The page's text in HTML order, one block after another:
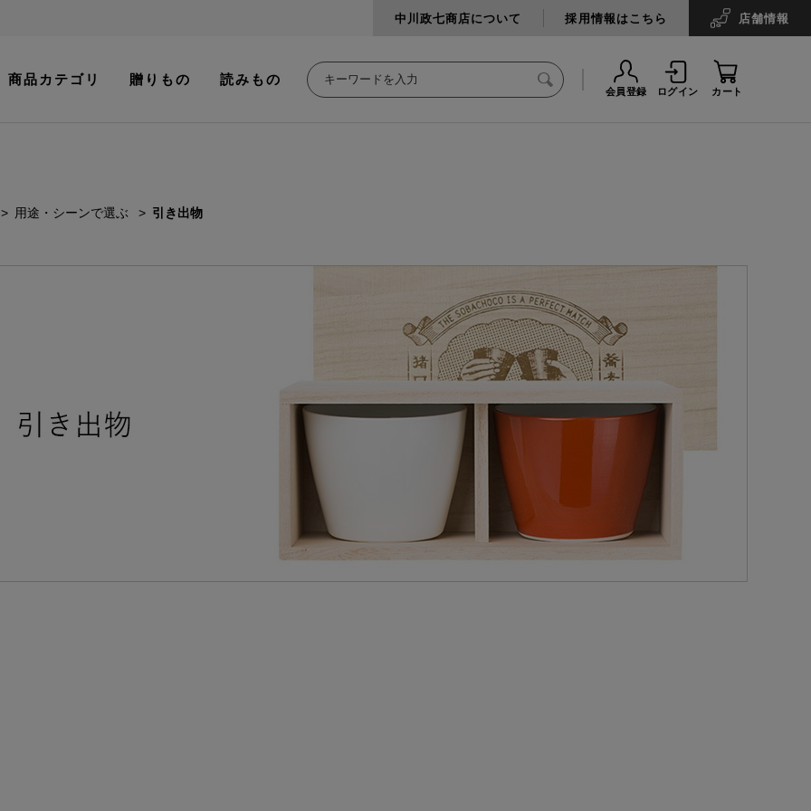
中川政七商店について 採用情報はこちら 店舗情報
商品カテゴリ 贈りもの 読みもの
会員登録 ログイン カート
用途・シーンで選ぶ 引き出物